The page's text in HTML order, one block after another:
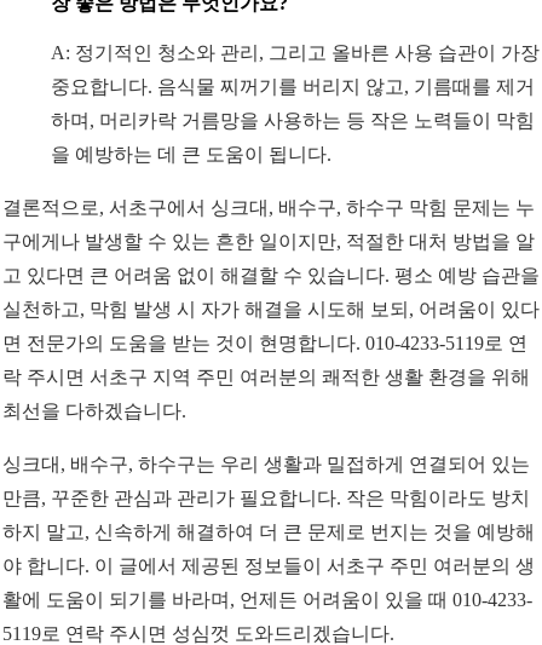
A: 정기적인 청소와 관리, 그리고 올바른 사용 습관이 가장
중요합니다. 음식물 찌꺼기를 버리지 않고, 기름때를 제거
하며, 머리카락 거름망을 사용하는 등 작은 노력들이 막힘
을 예방하는 데 큰 도움이 됩니다.
결론적으로, 서초구에서 싱크대, 배수구, 하수구 막힘 문제는 누
구에게나 발생할 수 있는 흔한 일이지만, 적절한 대처 방법을 알
고 있다면 큰 어려움 없이 해결할 수 있습니다. 평소 예방 습관을
실천하고, 막힘 발생 시 자가 해결을 시도해 보되, 어려움이 있다
면 전문가의 도움을 받는 것이 현명합니다. 010-4233-5119로 연
락 주시면 서초구 지역 주민 여러분의 쾌적한 생활 환경을 위해
최선을 다하겠습니다.
싱크대, 배수구, 하수구는 우리 생활과 밀접하게 연결되어 있는
만큼, 꾸준한 관심과 관리가 필요합니다. 작은 막힘이라도 방치
하지 말고, 신속하게 해결하여 더 큰 문제로 번지는 것을 예방해
야 합니다. 이 글에서 제공된 정보들이 서초구 주민 여러분의 생
활에 도움이 되기를 바라며, 언제든 어려움이 있을 때 010-4233-
5119로 연락 주시면 성심껏 도와드리겠습니다.